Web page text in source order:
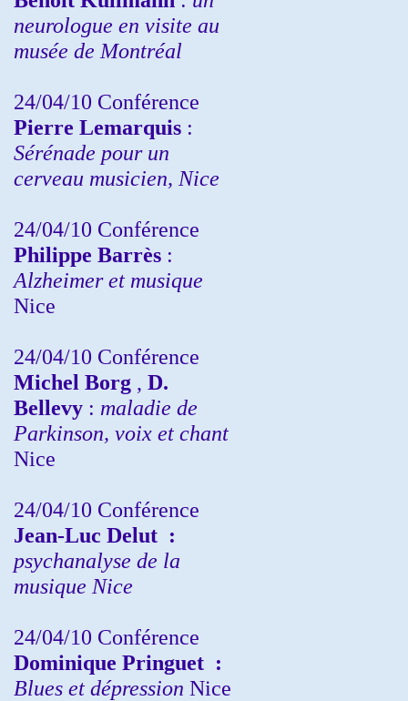
neurologue en visite au
musée de Montréal
24/04/10 Conférence
Pierre Lemarquis :
Sérénade pour un
cerveau musicien, Nice
24/04/10 Conférence
Philippe Barrès :
Alzheimer et musique
Nice
24/04/10 Conférence
Michel Borg , D.
Bellevy : maladie de
Parkinson, voix et chant
Nice
24/04/10 Conférence
Jean-Luc Delut :
psychanalyse de la
musique Nice
24/04/10 Conférence
Dominique Pringuet :
Blues et dépression Nice